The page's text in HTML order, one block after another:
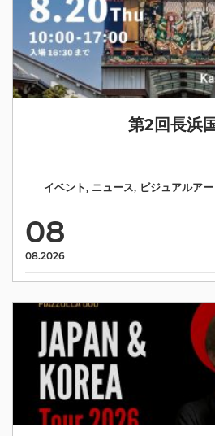
第2回長浜
08
08.2026
イベント, ニュース, ビジュアルアー